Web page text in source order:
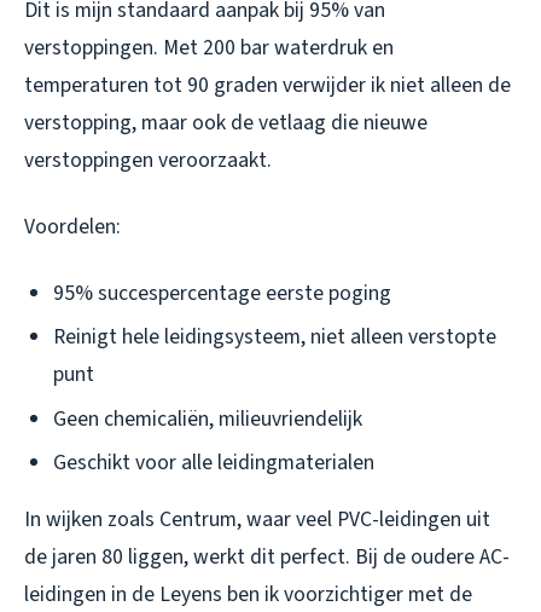
Dit is mijn standaard aanpak bij 95% van
verstoppingen. Met 200 bar waterdruk en
temperaturen tot 90 graden verwijder ik niet alleen de
verstopping, maar ook de vetlaag die nieuwe
verstoppingen veroorzaakt.
Voordelen:
95% succespercentage eerste poging
Reinigt hele leidingsysteem, niet alleen verstopte
punt
Geen chemicaliën, milieuvriendelijk
Geschikt voor alle leidingmaterialen
In wijken zoals Centrum, waar veel PVC-leidingen uit
de jaren 80 liggen, werkt dit perfect. Bij de oudere AC-
leidingen in de Leyens ben ik voorzichtiger met de